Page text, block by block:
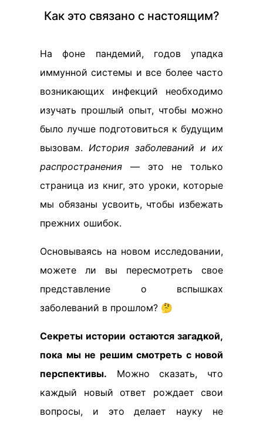
Как это связано с настоящим?
На фоне пандемий, годов упадка
иммунной системы и все более часто
возникающих инфекций необходимо
изучать прошлый опыт, чтобы можно
было лучше подготовиться к будущим
вызовам. История заболеваний и их
распространения — это не только
страница из книг, это уроки, которые
мы обязаны усвоить, чтобы избежать
прежних ошибок.
Основываясь на новом исследовании,
можете ли вы пересмотреть свое
представление о вспышках
заболеваний в прошлом? 🤔
Секреты истории остаются загадкой,
пока мы не решим смотреть с новой
перспективы. Можно сказать, что
каждый новый ответ рождает свои
вопросы, и это делает науку не